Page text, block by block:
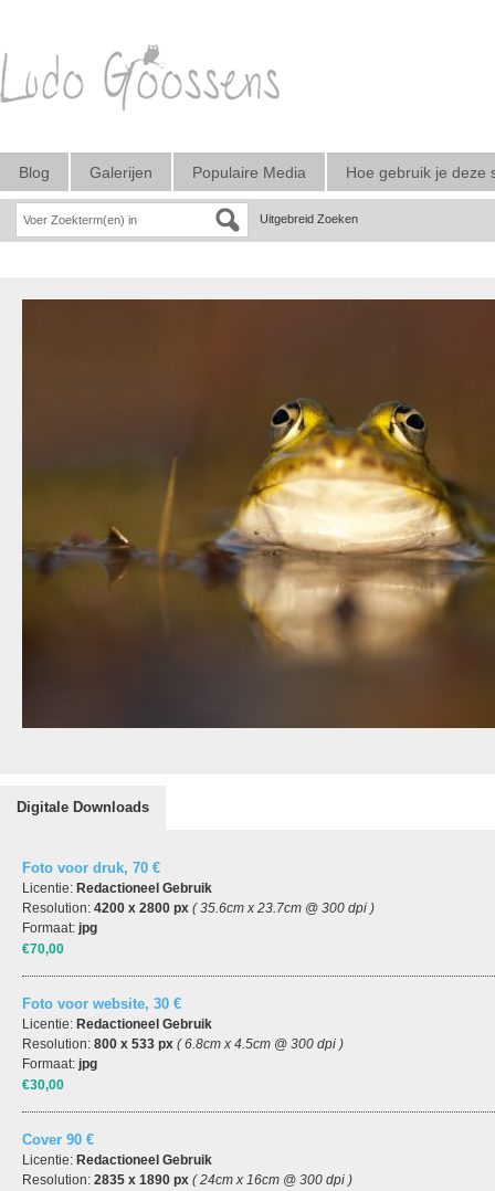
Blog Galerijen Populaire Media Hoe gebruik je deze
Uitgebreid Zoeken
Digitale Downloads
Foto voor druk, 70 €
Licentie: Redactioneel Gebruik
Resolution: 4200 x 2800 px ( 35.6cm x 23.7cm @ 300 dpi )
Formaat: jpg
€70,00
Foto voor website, 30 €
Licentie: Redactioneel Gebruik
Resolution: 800 x 533 px ( 6.8cm x 4.5cm @ 300 dpi )
Formaat: jpg
€30,00
Cover 90 €
Licentie: Redactioneel Gebruik
Resolution: 2835 x 1890 px ( 24cm x 16cm @ 300 dpi )